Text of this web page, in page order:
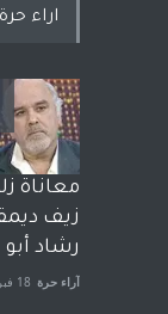
اراء حرة
معاناة
زيف
رشاد
آراء حرة 18 فبراير، 2023